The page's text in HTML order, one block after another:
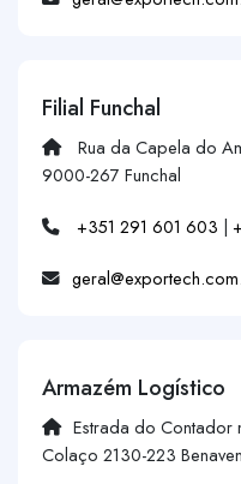
Filial Funchal
Rua da Capela do
9000-267 Funchal
+351 291 601 603 |
Armazém Logístico
Estrada do Contador
Colaço 2130-223